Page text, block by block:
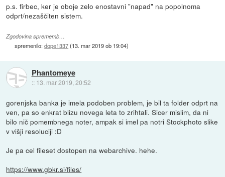
p.s. firbec, ker je oboje zelo enostavni "napad" na popolnoma
odprt/nezaščiten sistem.
Zgodovina sprememb…
spremenilo:dope1337(13. mar 2019 ob 19:04)
Phantomeye
:: 13. mar 2019, 20:52
gorenjska banka je imela podoben problem, je bil ta folder odprt na
ven, pa so enkrat blizu novega leta to zrihtali. Sicer mislim, da ni
bilo nič pomembnega noter, ampak si imel pa notri Stockphoto slike
v višji resoluciji :D
Je pa cel fileset dostopen na webarchive. hehe.
https://www.gbkr.si/files/